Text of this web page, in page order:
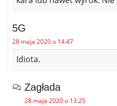
5G
28 maja 2020 o 14:47
Idiota.
Zagłada
28 maja 2020 o 13:25